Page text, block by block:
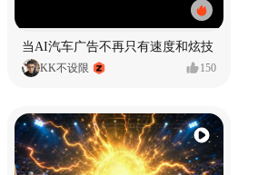
当AI汽车广告不再只有速度和炫技
KK不设限 150